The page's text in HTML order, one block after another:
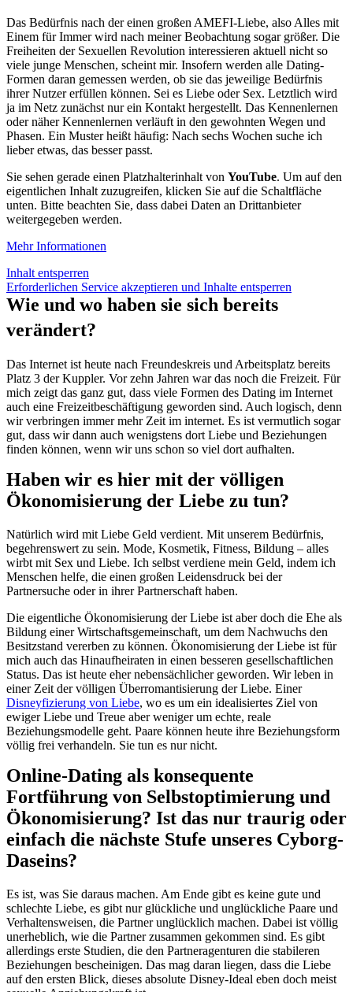
Das Bedürfnis nach der einen großen AMEFI-Liebe, also Alles mit
Einem für Immer wird nach meiner Beobachtung sogar größer. Die
Freiheiten der Sexuellen Revolution interessieren aktuell nicht so
viele junge Menschen, scheint mir. Insofern werden alle Dating-
Formen daran gemessen werden, ob sie das jeweilige Bedürfnis
ihrer Nutzer erfüllen können. Sei es Liebe oder Sex. Letztlich wird
ja im Netz zunächst nur ein Kontakt hergestellt. Das Kennenlernen
oder näher Kennenlernen verläuft in den gewohnten Wegen und
Phasen. Ein Muster heißt häufig: Nach sechs Wochen suche ich
lieber etwas, das besser passt.
Sie sehen gerade einen Platzhalterinhalt von YouTube. Um auf den
eigentlichen Inhalt zuzugreifen, klicken Sie auf die Schaltfläche
unten. Bitte beachten Sie, dass dabei Daten an Drittanbieter
weitergegeben werden.
Mehr Informationen
Inhalt entsperren
Erforderlichen Service akzeptieren und Inhalte entsperren
Wie und wo haben sie sich bereits
verändert?
Das Internet ist heute nach Freundeskreis und Arbeitsplatz bereits
Platz 3 der Kuppler. Vor zehn Jahren war das noch die Freizeit. Für
mich zeigt das ganz gut, dass viele Formen des Dating im Internet
auch eine Freizeitbeschäftigung geworden sind. Auch logisch, denn
wir verbringen immer mehr Zeit im internet. Es ist vermutlich sogar
gut, dass wir dann auch wenigstens dort Liebe und Beziehungen
finden können, wenn wir uns schon so viel dort aufhalten.
Haben wir es hier mit der völligen
Ökonomisierung der Liebe zu tun?
Natürlich wird mit Liebe Geld verdient. Mit unserem Bedürfnis,
begehrenswert zu sein. Mode, Kosmetik, Fitness, Bildung – alles
wirbt mit Sex und Liebe. Ich selbst verdiene mein Geld, indem ich
Menschen helfe, die einen großen Leidensdruck bei der
Partnersuche oder in ihrer Partnerschaft haben.
Die eigentliche Ökonomisierung der Liebe ist aber doch die Ehe als
Bildung einer Wirtschaftsgemeinschaft, um dem Nachwuchs den
Besitzstand vererben zu können. Ökonomisierung der Liebe ist für
mich auch das Hinaufheiraten in einen besseren gesellschaftlichen
Status. Das ist heute eher nebensächlicher geworden. Wir leben in
einer Zeit der völligen Überromantisierung der Liebe. Einer
Disneyfizierung von Liebe, wo es um ein idealisiertes Ziel von
ewiger Liebe und Treue aber weniger um echte, reale
Beziehungsmodelle geht. Paare können heute ihre Beziehungsform
völlig frei verhandeln. Sie tun es nur nicht.
Online-Dating als konsequente
Fortführung von Selbstoptimierung und
Ökonomisierung? Ist das nur traurig oder
einfach die nächste Stufe unseres Cyborg-
Daseins?
Es ist, was Sie daraus machen. Am Ende gibt es keine gute und
schlechte Liebe, es gibt nur glückliche und unglückliche Paare und
Verhaltensweisen, die Partner unglücklich machen. Dabei ist völlig
unerheblich, wie die Partner zusammen gekommen sind. Es gibt
allerdings erste Studien, die den Partneragenturen die stabileren
Beziehungen bescheinigen. Das mag daran liegen, dass die Liebe
auf den ersten Blick, dieses absolute Disney-Ideal eben doch meist